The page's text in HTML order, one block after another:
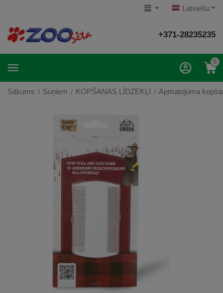
Latviešu
+371-28235235
0
Sākums / Suņiem / KOPŠANAS LĪDZEKĻI / Apmatojuma